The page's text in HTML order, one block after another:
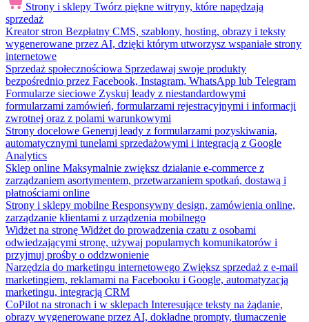
Strony i sklepy Twórz piękne witryny, które napędzają
sprzedaż
Kreator stron Bezpłatny CMS, szablony, hosting, obrazy i teksty
wygenerowane przez AI, dzięki którym utworzysz wspaniałe strony
internetowe
Sprzedaż społecznościowa Sprzedawaj swoje produkty
bezpośrednio przez Facebook, Instagram, WhatsApp lub Telegram
Formularze sieciowe Zyskuj leady z niestandardowymi
formularzami zamówień, formularzami rejestracyjnymi i informacji
zwrotnej oraz z polami warunkowymi
Strony docelowe Generuj leady z formularzami pozyskiwania,
automatycznymi tunelami sprzedażowymi i integracją z Google
Analytics
Sklep online Maksymalnie zwiększ działanie e-commerce z
zarządzaniem asortymentem, przetwarzaniem spotkań, dostawą i
płatnościami online
Strony i sklepy mobilne Responsywny design, zamówienia online,
zarządzanie klientami z urządzenia mobilnego
Widżet na stronę Widżet do prowadzenia czatu z osobami
odwiedzającymi stronę, używaj popularnych komunikatorów i
przyjmuj prośby o oddzwonienie
Narzędzia do marketingu internetowego Zwiększ sprzedaż z e-mail
marketingiem, reklamami na Facebooku i Google, automatyzacją
marketingu, integracją CRM
CoPilot na stronach i w sklepach Interesujące teksty na żądanie,
obrazy wygenerowane przez AI, dokładne prompty, tłumaczenie